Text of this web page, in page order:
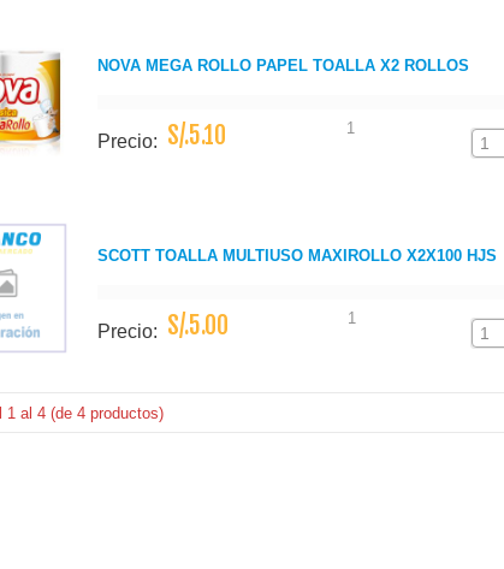
NOVA MEGA ROLLO PAPEL TOALLA X2 ROLLOS
Precio: S/.5.10 1
SCOTT TOALLA MULTIUSO MAXIROLLO X2X100 HJS
Precio: S/.5.00 1
1 al 4 (de 4 productos)